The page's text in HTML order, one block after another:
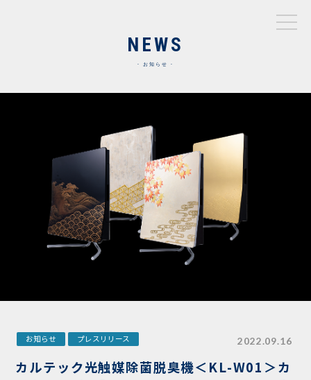
NEWS
お知らせ
お知らせ プレスリリース 2022.09.16
カルテック光触媒除菌脱臭機＜KL-W01＞カ